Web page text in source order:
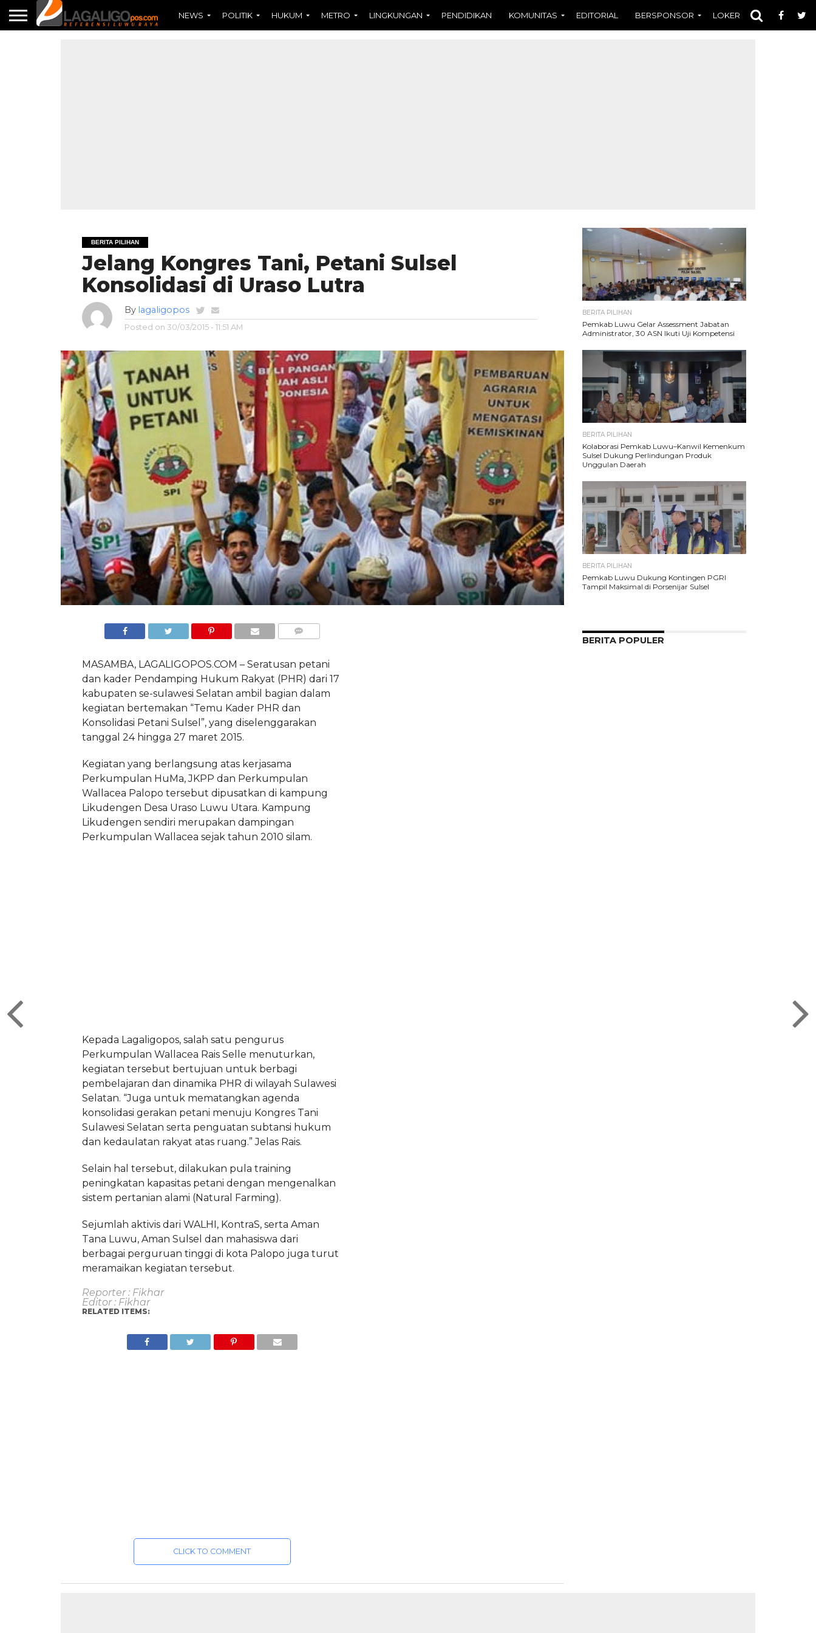
NEWS POLITIK HUKUM METRO LINGKUNGAN PENDIDIKAN KOMUNITAS EDITORIAL BERSPONSOR LOKER OPINI
BERITA PILIHAN
Jelang Kongres Tani, Petani Sulsel
Konsolidasi di Uraso Lutra
By lagaligopos
Posted on 30/03/2015 - 11:51 AM
MASAMBA, LAGALIGOPOS.COM – Seratusan petani
dan kader Pendamping Hukum Rakyat (PHR) dari 17
kabupaten se-sulawesi Selatan ambil bagian dalam
kegiatan bertemakan “Temu Kader PHR dan
Konsolidasi Petani Sulsel”, yang diselenggarakan
tanggal 24 hingga 27 maret 2015.
Kegiatan yang berlangsung atas kerjasama
Perkumpulan HuMa, JKPP dan Perkumpulan
Wallacea Palopo tersebut dipusatkan di kampung
Likudengen Desa Uraso Luwu Utara. Kampung
Likudengen sendiri merupakan dampingan
Perkumpulan Wallacea sejak tahun 2010 silam.
Kepada Lagaligopos, salah satu pengurus
Perkumpulan Wallacea Rais Selle menuturkan,
kegiatan tersebut bertujuan untuk berbagi
pembelajaran dan dinamika PHR di wilayah Sulawesi
Selatan. “Juga untuk mematangkan agenda
konsolidasi gerakan petani menuju Kongres Tani
Sulawesi Selatan serta penguatan subtansi hukum
dan kedaulatan rakyat atas ruang.” Jelas Rais.
Selain hal tersebut, dilakukan pula training
peningkatan kapasitas petani dengan mengenalkan
sistem pertanian alami (Natural Farming).
Sejumlah aktivis dari WALHI, KontraS, serta Aman
Tana Luwu, Aman Sulsel dan mahasiswa dari
berbagai perguruan tinggi di kota Palopo juga turut
meramaikan kegiatan tersebut.
Reporter : Fikhar
Editor : Fikhar
RELATED ITEMS:
CLICK TO COMMENT
BERITA PILIHAN
Pemkab Luwu Gelar Assessment Jabatan
Administrator, 30 ASN Ikuti Uji Kompetensi
BERITA PILIHAN
Kolaborasi Pemkab Luwu–Kanwil Kemenkum
Sulsel Dukung Perlindungan Produk
Unggulan Daerah
BERITA PILIHAN
Pemkab Luwu Dukung Kontingen PGRI
Tampil Maksimal di Porsenijar Sulsel
BERITA POPULER